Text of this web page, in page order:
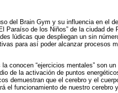
del Brain Gym y su influencia en el
Paraíso de los Niños” de la ciudad
lúdicas que despliegan un sin
para así poder alcanzar procesos
conocen “ejercicios mentales” son
de la activación de puntos
demuestran que el cerebro y el
el funcionamiento de nuestro cerebro